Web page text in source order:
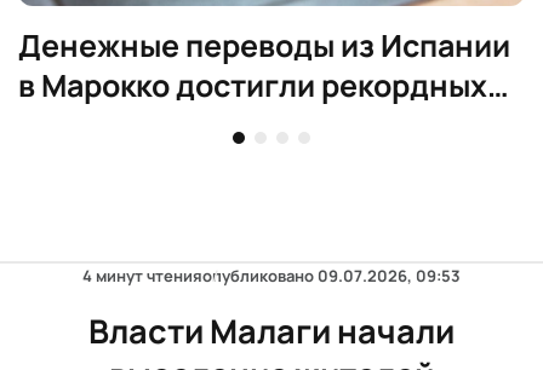
Денежные переводы из Испании
в Марокко достигли рекордных
4 минут чтенияопубликовано 09.07.2026, 09:53
Власти Малаги начали